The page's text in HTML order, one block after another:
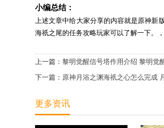
小编总结：
上述文章中给大家分享的内容就是原神新
海祇之尾的任务攻略玩家可以了解一下。
上一篇： 黎明觉醒信号塔作用介绍 黎明觉
下一篇： 原神月浴之渊海祇之心怎么完成
更多资讯